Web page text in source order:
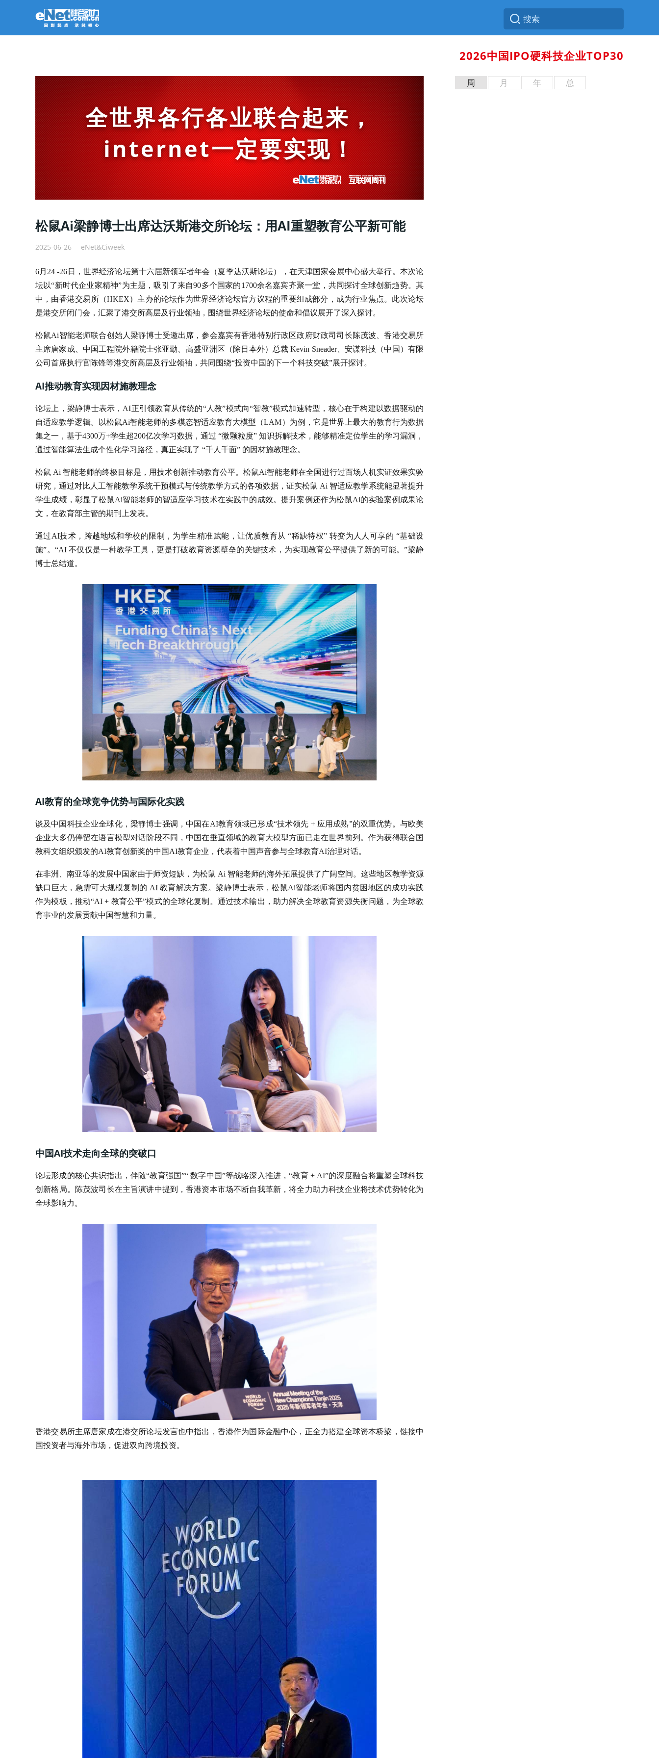
2026中国IPO硬科技企业TOP30
全世界各行各业联合起来，
internet一定要实现！
松鼠Ai梁静博士出席达沃斯港交所论坛：用AI重塑教育公平新可能
2025-06-26 eNet&Ciweek
6月24 -26日，世界经济论坛第十六届新领军者年会（夏季达沃斯论坛），在天津国家会展中心盛大举行。本次论
坛以“新时代企业家精神”为主题，吸引了来自90多个国家的1700余名嘉宾齐聚一堂，共同探讨全球创新趋势。其
中，由香港交易所（HKEX）主办的论坛作为世界经济论坛官方议程的重要组成部分，成为行业焦点。此次论坛
是港交所闭门会，汇聚了港交所高层及行业领袖，围绕世界经济论坛的使命和倡议展开了深入探讨。
松鼠Ai智能老师联合创始人梁静博士受邀出席，参会嘉宾有香港特别行政区政府财政司司长陈茂波、香港交易所
主席唐家成、中国工程院外籍院士张亚勤、高盛亚洲区（除日本外）总裁 Kevin Sneader、安谋科技（中国）有限
公司首席执行官陈锋等港交所高层及行业领袖，共同围绕“投资中国的下一个科技突破”展开探讨。
AI推动教育实现因材施教理念
论坛上，梁静博士表示，AI正引领教育从传统的“人教”模式向“智教”模式加速转型，核心在于构建以数据驱动的
自适应教学逻辑。以松鼠Ai智能老师的多模态智适应教育大模型（LAM）为例，它是世界上最大的教育行为数据
集之一，基于4300万+学生超200亿次学习数据，通过 “微颗粒度” 知识拆解技术，能够精准定位学生的学习漏洞，
通过智能算法生成个性化学习路径，真正实现了 “千人千面” 的因材施教理念。
松鼠 Ai 智能老师的终极目标是，用技术创新推动教育公平。松鼠Ai智能老师在全国进行过百场人机实证效果实验
研究，通过对比人工智能教学系统干预模式与传统教学方式的各项数据，证实松鼠 Ai 智适应教学系统能显著提升
学生成绩，彰显了松鼠Ai智能老师的智适应学习技术在实践中的成效。提升案例还作为松鼠Ai的实验案例成果论
文，在教育部主管的期刊上发表。
通过AI技术，跨越地域和学校的限制，为学生精准赋能，让优质教育从 “稀缺特权” 转变为人人可享的 “基础设
施”。“AI 不仅仅是一种教学工具，更是打破教育资源壁垒的关键技术，为实现教育公平提供了新的可能。”梁静
博士总结道。
AI教育的全球竞争优势与国际化实践
谈及中国科技企业全球化，梁静博士强调，中国在AI教育领域已形成“技术领先 + 应用成熟”的双重优势。与欧美
企业大多仍停留在语言模型对话阶段不同，中国在垂直领域的教育大模型方面已走在世界前列。作为获得联合国
教科文组织颁发的AI教育创新奖的中国AI教育企业，代表着中国声音参与全球教育AI治理对话。
在非洲、南亚等的发展中国家由于师资短缺，为松鼠 Ai 智能老师的海外拓展提供了广阔空间。这些地区教学资源
缺口巨大，急需可大规模复制的 AI 教育解决方案。梁静博士表示，松鼠Ai智能老师将国内贫困地区的成功实践
作为模板，推动“AI + 教育公平”模式的全球化复制。通过技术输出，助力解决全球教育资源失衡问题，为全球教
育事业的发展贡献中国智慧和力量。
中国AI技术走向全球的突破口
论坛形成的核心共识指出，伴随“教育强国”“ 数字中国”等战略深入推进，“教育 + AI”的深度融合将重塑全球科技
创新格局。陈茂波司长在主旨演讲中提到，香港资本市场不断自我革新，将全力助力科技企业将技术优势转化为
全球影响力。
香港交易所主席唐家成在港交所论坛发言也中指出，香港作为国际金融中心，正全力搭建全球资本桥梁，链接中
国投资者与海外市场，促进双向跨境投资。
周 月 年 总